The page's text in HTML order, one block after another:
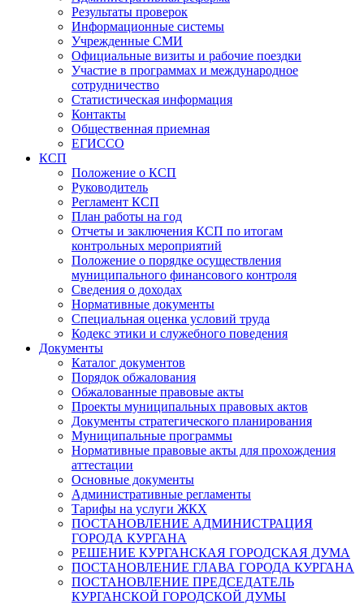
Результаты проверок
Информационные системы
Учрежденные СМИ
Официальные визиты и рабочие поездки
Участие в программах и международное
сотрудничество
Статистическая информация
Контакты
Общественная приемная
ЕГИССО
КСП
Положение о КСП
Руководитель
Регламент КСП
План работы на год
Отчеты и заключения КСП по итогам
контрольных мероприятий
Положение о порядке осуществления
муниципального финансового контроля
Сведения о доходах
Нормативные документы
Специальная оценка условий труда
Кодекс этики и служебного поведения
Документы
Каталог документов
Порядок обжалования
Обжалованные правовые акты
Проекты муниципальных правовых актов
Документы стратегического планирования
Муниципальные программы
Нормативные правовые акты для прохождения
аттестации
Основные документы
Административные регламенты
Тарифы на услуги ЖКХ
ПОСТАНОВЛЕНИЕ АДМИНИСТРАЦИЯ
ГОРОДА КУРГАНА
РЕШЕНИЕ КУРГАНСКАЯ ГОРОДСКАЯ ДУМА
ПОСТАНОВЛЕНИЕ ГЛАВА ГОРОДА КУРГАНА
ПОСТАНОВЛЕНИЕ ПРЕДСЕДАТЕЛЬ
КУРГАНСКОЙ ГОРОДСКОЙ ДУМЫ